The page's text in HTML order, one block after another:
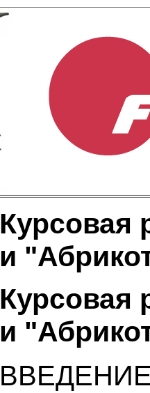
Курсовая
и
Курсовая
и